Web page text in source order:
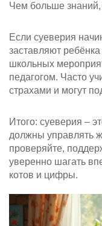
Чем больше знаний,
Если суеверия
заставляют ребёнка
школьных
педагогом. Часто
страхами и могут
Итого: суеверия –
должны управлять
проверяйте,
уверенно шагать
котов и цифры.